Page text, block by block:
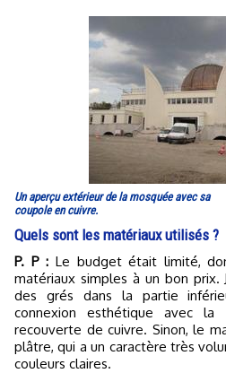
Un aperçu extérieur de la mosquée avec sa
coupole en cuivre.
Quels sont les matériaux utilisés ?
P. P : Le budget était limité,
matériaux simples à un bon prix.
des grés dans la partie
connexion esthétique avec
recouverte de cuivre. Sinon, le
plâtre, qui a un caractère très
couleurs claires.